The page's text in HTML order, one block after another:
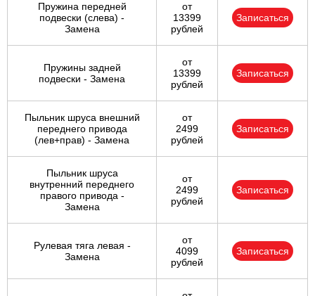
Пружина передней
подвески (слева) -
Замена
от
13399
рублей
Записаться
Пружины задней
подвески - Замена
от
13399
рублей
Записаться
Пыльник шруса внешний
переднего привода
(лев+прав) - Замена
от
2499
рублей
Записаться
Пыльник шруса
внутренний переднего
правого привода -
Замена
от
2499
рублей
Записаться
Рулевая тяга левая -
Замена
от
4099
рублей
Записаться